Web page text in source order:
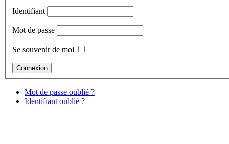
Identifiant
Mot de passe
Se souvenir de moi
Mot de passe oublié ?
Identifiant oublié ?